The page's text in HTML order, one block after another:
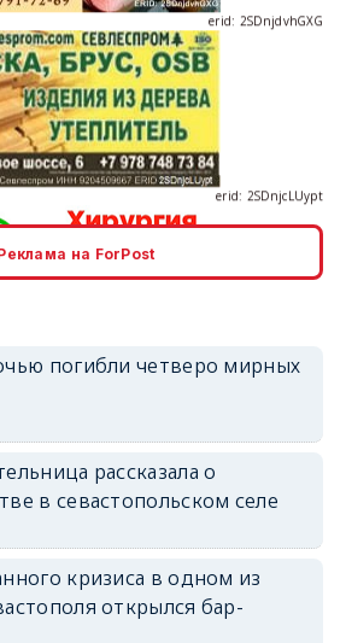
erid: 2SDnjcrDNw6
на ForPost
погибли четверо мирных
рассказала о
в севастопольском селе
кризиса в одном из
открылся бар-